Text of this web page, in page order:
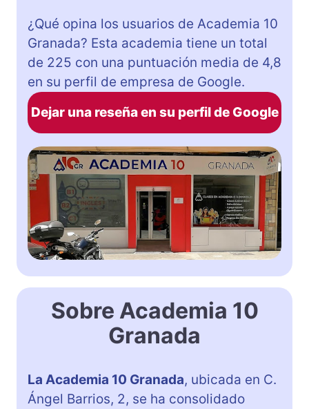
¿Qué opina los usuarios de Academia 10
Granada? Esta academia tiene un total
de 225 con una puntuación media de 4,8
en su perfil de empresa de Google.
Dejar una reseña en su perfil de Google
Sobre Academia 10
Granada
La Academia 10 Granada, ubicada en C.
Ángel Barrios, 2, se ha consolidado